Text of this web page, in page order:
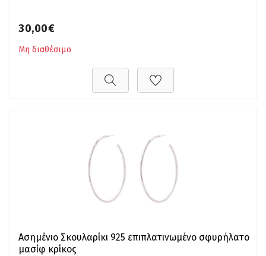
30,00€
Μη διαθέσιμο
Ασημένιο Σκουλαρίκι 925 επιπλατινωμένο σφυρήλατο
μασίφ κρίκος